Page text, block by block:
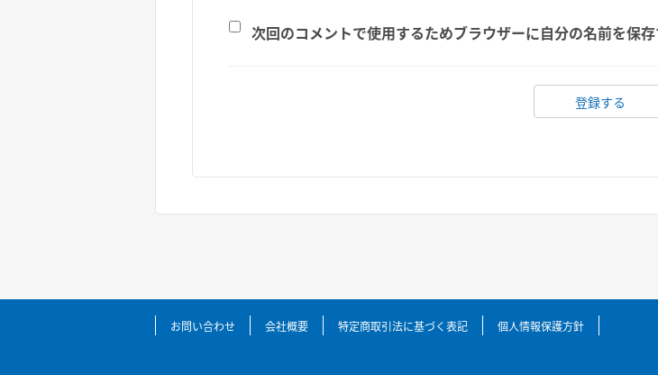
次回のコメントで使用するためブラウザーに自分の名前を保存
お問い合わせ 会社概要 特定商取引法に基づく表記 個人情報保護方針